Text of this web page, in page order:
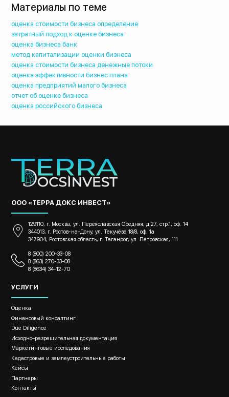
Материалы по теме
оценка стоимости бизнеса определение
затратный подход к оценке бизнеса
оценка бизнеса банк
метод капитализации оценки бизнеса
оценка стоимости бизнеса денежные потоки
оценка эффективности бизнес плана
оценка предприятий малого бизнеса
отчет об оценке бизнеса
оценка российского бизнеса
ООО «ТЕРРА ДОКС ИНВЕСТ»
129110, г. Москва, ул. Переяславская Средняя, д.27, стр.1, оф. 14
344013, г. Ростов-на-Дону, ул. Текучёва 18/8, оф. 1а
347904, Ростовская область, г. Таганрог, ул. Петровская, 111
8 (800) 200-33-08
8 (863) 270-33-08
8 (8634) 34-12-70
УСЛУГИ
Оценка
Финансовый консалтинг
Due Diligence
Исходно–разрешительная документация
Маркетинговые исследования
Кадастровые и землеустроительные работы
Кейсы
Партнеры
Контакты